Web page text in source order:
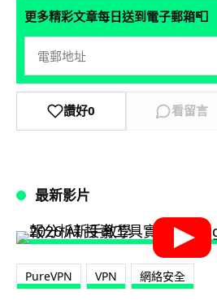
更多精彩文章每日送到電子郵箱📮
讚好0 看留言
最新影片
PureVPN VPN 網絡安全